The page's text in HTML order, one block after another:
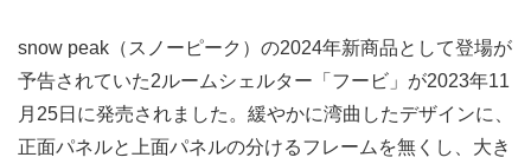
snow peak（スノーピーク）の2024年新商品として登場が
予告されていた2ルームシェルター「フービ」が2023年11
月25日に発売されました。緩やかに湾曲したデザインに、
正面パネルと上面パネルの分けるフレームを無くし、​大き